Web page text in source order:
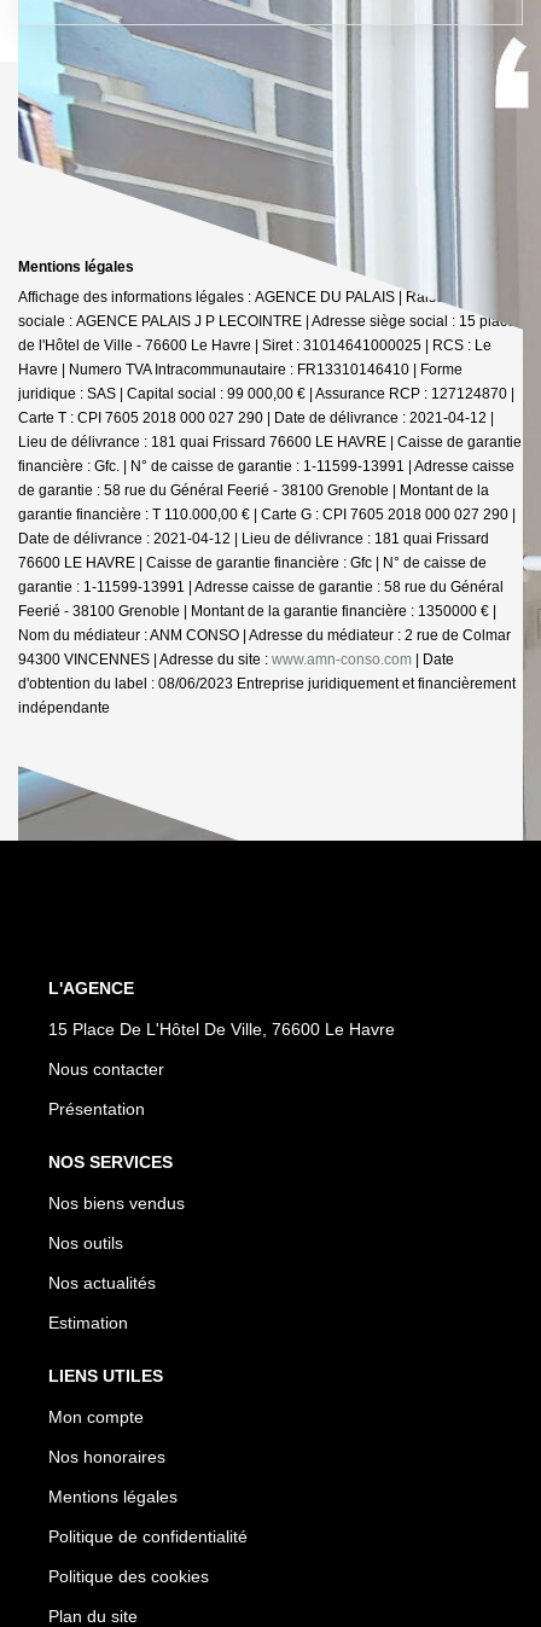
Mentions légales
Affichage des informations légales : AGENCE DU PALAIS | Raison
sociale : AGENCE PALAIS J P LECOINTRE | Adresse siège social : 15 place
de l'Hôtel de Ville - 76600 Le Havre | Siret : 31014641000025 | RCS : Le
Havre | Numero TVA Intracommunautaire : FR13310146410 | Forme
juridique : SAS | Capital social : 99 000,00 € | Assurance RCP : 127124870 |
Carte T : CPI 7605 2018 000 027 290 | Date de délivrance : 2021-04-12 |
Lieu de délivrance : 181 quai Frissard 76600 LE HAVRE | Caisse de garantie
financière : Gfc. | N° de caisse de garantie : 1-11599-13991 | Adresse caisse
de garantie : 58 rue du Général Feerié - 38100 Grenoble | Montant de la
garantie financière : T 110.000,00 € | Carte G : CPI 7605 2018 000 027 290 |
Date de délivrance : 2021-04-12 | Lieu de délivrance : 181 quai Frissard
76600 LE HAVRE | Caisse de garantie financière : Gfc | N° de caisse de
garantie : 1-11599-13991 | Adresse caisse de garantie : 58 rue du Général
Feerié - 38100 Grenoble | Montant de la garantie financière : 1350000 € |
Nom du médiateur : ANM CONSO | Adresse du médiateur : 2 rue de Colmar
94300 VINCENNES | Adresse du site : www.amn-conso.com | Date
d'obtention du label : 08/06/2023 Entreprise juridiquement et financièrement
indépendante
L'AGENCE
15 Place De L'Hôtel De Ville, 76600 Le Havre
Nous contacter
Présentation
NOS SERVICES
Nos biens vendus
Nos outils
Nos actualités
Estimation
LIENS UTILES
Mon compte
Nos honoraires
Mentions légales
Politique de confidentialité
Politique des cookies
Plan du site